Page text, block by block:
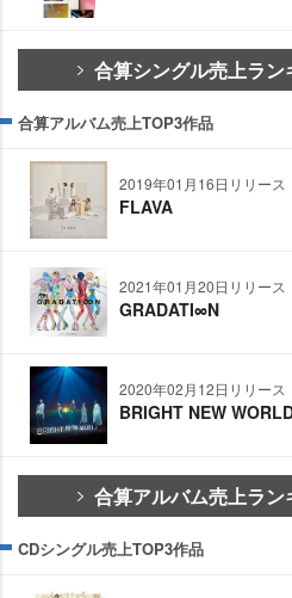
合算シングル売上ラ
合算アルバム売上TOP3作品
2019年01月16日リリース
FLAVA
2021年01月20日リリース
GRADATI∞N
2020年02月12日リリース
BRIGHT NEW
合算アルバム売上ラ
CDシングル売上TOP3作品